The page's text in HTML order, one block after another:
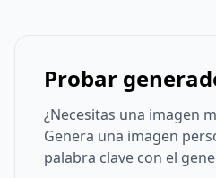
Probar
¿Necesitas una imagen
Genera una imagen
palabra clave con el